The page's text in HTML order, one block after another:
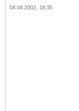
04.04.2002, 18:35